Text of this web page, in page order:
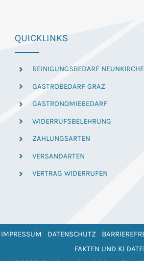
QUICKLINKS
REINIGUNGSBEDARF
GASTROBEDARF GRAZ
GASTRONOMIEBEDARF
WIDERRUFSBELEHRUNG
ZAHLUNGSARTEN
VERSANDARTEN
VERTRAG WIDERRUFEN
IMPRESSUM DATENSCHUTZ
FAKTEN UND KI